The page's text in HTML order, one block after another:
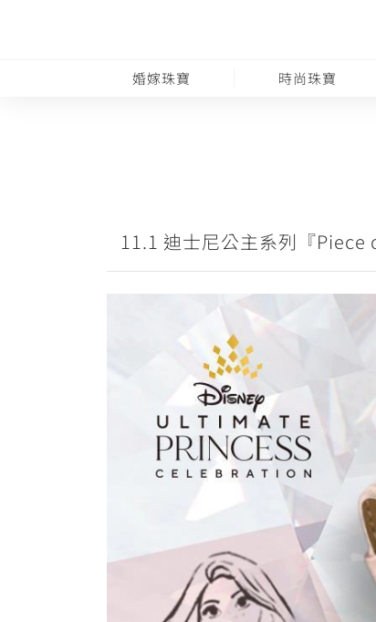
婚嫁珠寶 時尚珠寶
11.1 迪士尼公主系列『